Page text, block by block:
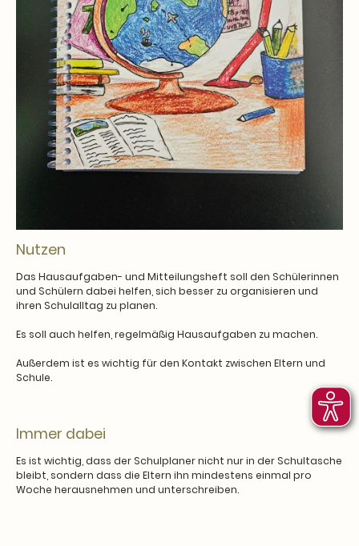
Nutzen
Immer dabei
Das Hausaufgaben- und Mitteilungsheft soll den Schülerinnen
und Schülern dabei helfen, sich besser zu organisieren und
ihren Schulalltag zu planen.
Es soll auch helfen, regelmäßig Hausaufgaben zu machen.
Außerdem ist es wichtig für den Kontakt zwischen Eltern und
Schule.
Es ist wichtig, dass der Schulplaner nicht nur in der Schultasche
bleibt, sondern dass die Eltern ihn mindestens einmal pro
Woche herausnehmen und unterschreiben.